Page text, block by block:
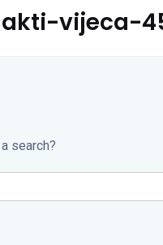
akti-vijeca-
search?